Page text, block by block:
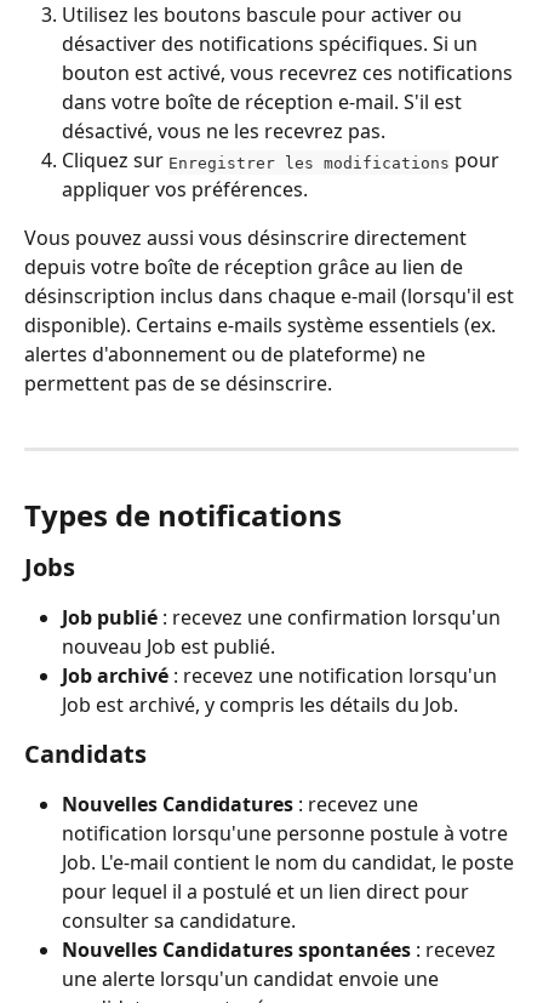
Utilisez les boutons bascule pour activer ou
désactiver des notifications spécifiques. Si un
bouton est activé, vous recevrez ces notifications
dans votre boîte de réception e-mail. S'il est
désactivé, vous ne les recevrez pas.
Cliquez sur Enregistrer les modifications pour
appliquer vos préférences.
Vous pouvez aussi vous désinscrire directement
depuis votre boîte de réception grâce au lien de
désinscription inclus dans chaque e-mail (lorsqu'il est
disponible). Certains e-mails système essentiels (ex.
alertes d'abonnement ou de plateforme) ne
permettent pas de se désinscrire.
Types de notifications
Jobs
Job publié : recevez une confirmation lorsqu'un
nouveau Job est publié.
Job archivé : recevez une notification lorsqu'un
Job est archivé, y compris les détails du Job.
Candidats
Nouvelles Candidatures : recevez une
notification lorsqu'une personne postule à votre
Job. L'e-mail contient le nom du candidat, le poste
pour lequel il a postulé et un lien direct pour
consulter sa candidature.
Nouvelles Candidatures spontanées : recevez
une alerte lorsqu'un candidat envoie une